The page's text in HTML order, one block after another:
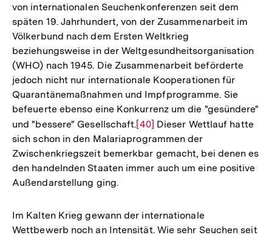
von internationalen Seuchenkonferenzen seit dem
späten 19. Jahrhundert, von der Zusammenarbeit im
Völkerbund nach dem Ersten Weltkrieg
beziehungsweise in der Weltgesundheitsorganisation
(WHO) nach 1945. Die Zusammenarbeit beförderte
jedoch nicht nur internationale Kooperationen für
Quarantänemaßnahmen und Impfprogramme. Sie
befeuerte ebenso eine Konkurrenz um die "gesündere"
und "bessere" Gesellschaft.Zur
Auflösung
der
Fußnote
[40] Dieser Wettlauf hatte
sich schon in den Malariaprogrammen der
Zwischenkriegszeit bemerkbar gemacht, bei denen es
den handelnden Staaten immer auch um eine positive
Außendarstellung ging.
Im Kalten Krieg gewann der internationale
Wettbewerb noch an Intensität. Wie sehr Seuchen seit